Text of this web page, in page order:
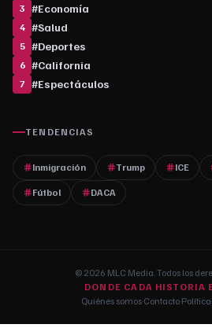
3 #Economía
4 #Salud
5 #Deportes
6 #California
7 #Espectáculos
TENDENCIAS
Inmigración Trump ICE
Fútbol DACA
© 2026 MLC Media. Todos los
DONDE CADA HISTORIA
Quiénes somos·Contacto·